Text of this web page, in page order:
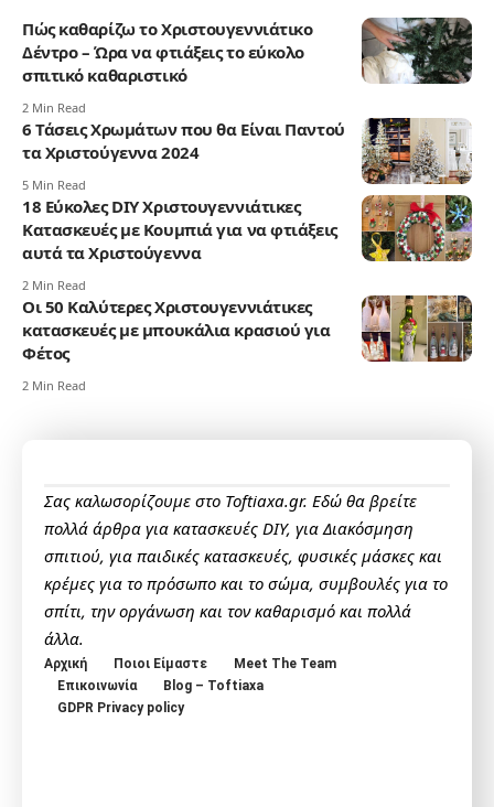
Πώς καθαρίζω το Χριστουγεννιάτικο
Δέντρο – Ώρα να φτιάξεις το εύκολο
σπιτικό καθαριστικό
2 Min Read
6 Τάσεις Χρωμάτων που θα Είναι Παντού
τα Χριστούγεννα 2024
5 Min Read
18 Εύκολες DIY Χριστουγεννιάτικες
Κατασκευές με Κουμπιά για να φτιάξεις
αυτά τα Χριστούγεννα
2 Min Read
Οι 50 Καλύτερες Χριστουγεννιάτικες
κατασκευές με μπουκάλια κρασιού για
Φέτος
2 Min Read
Σας καλωσορίζουμε στο Toftiaxa.gr. Εδώ θα βρείτε
πολλά άρθρα για κατασκευές DIY, για Διακόσμηση
σπιτιού, για παιδικές κατασκευές, φυσικές μάσκες και
κρέμες για το πρόσωπο και το σώμα, συμβουλές για το
σπίτι, την οργάνωση και τον καθαρισμό και πολλά
άλλα.
Αρχική Ποιοι Είμαστε
Meet The Team
Επικοινωνία
Blog – Toftiaxa
GDPR Privacy policy